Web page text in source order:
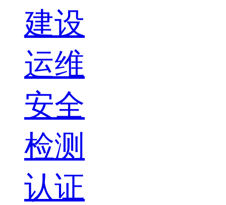
建设
运维
安全
检测
认证